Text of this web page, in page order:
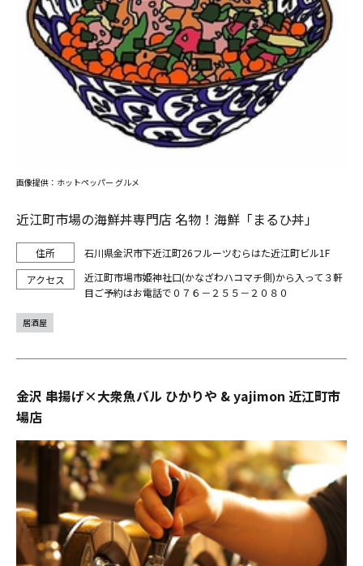
近江町市場の海鮮丼専門店 名物！海鮮「まるひ丼」
石川県金沢市下近江町26フルーツむらはた近江町ビル1F
近江町市場市姫神社口(かなざわハコマチ側)から入って３軒
目ご予約はお電話で０７６－２５５－２０８０
画像提供：ホットペッパー グルメ
居酒屋
金沢 串揚げ×大衆魚バル ひかりや & yajimon 近江町市
場店